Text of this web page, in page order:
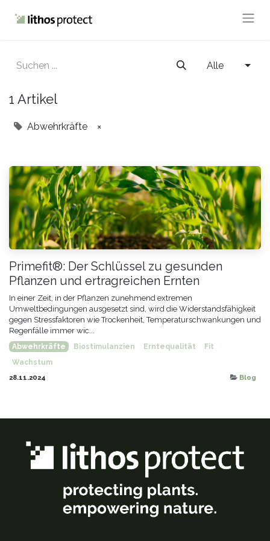
Alle
1 Artikel
Abwehrkräfte ×
Primefit®: Der Schlüssel zu gesunden
Pflanzen und ertragreichen Ernten
In einer Zeit, in der Pflanzen zunehmend extremen
Umweltbedingungen ausgesetzt sind, wird die Widerstandsfähigkeit
gegen Stressfaktoren wie Trockenheit, Temperaturschwankungen und
Regenfälle immer wic...
Abwehrkräfte Biostimulanzien Erntequalität
Fit
Wachstum
28.11.2024
Blog